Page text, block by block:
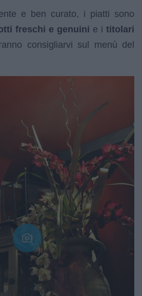
e ben curato, i piatti sono
freschi e genuini e i titolari
consigliarvi sul menù del